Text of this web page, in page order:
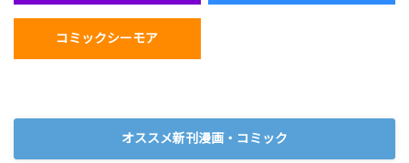
コミックシーモア
オススメ新刊漫画・コミック